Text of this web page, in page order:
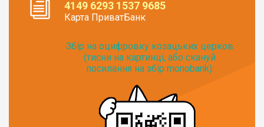
4149 6293 1537 9685
Карта ПриватБанк
Збір на оцифровку козацьких церков
(тисни на картинці, або скануй
посилання на збір monobank):